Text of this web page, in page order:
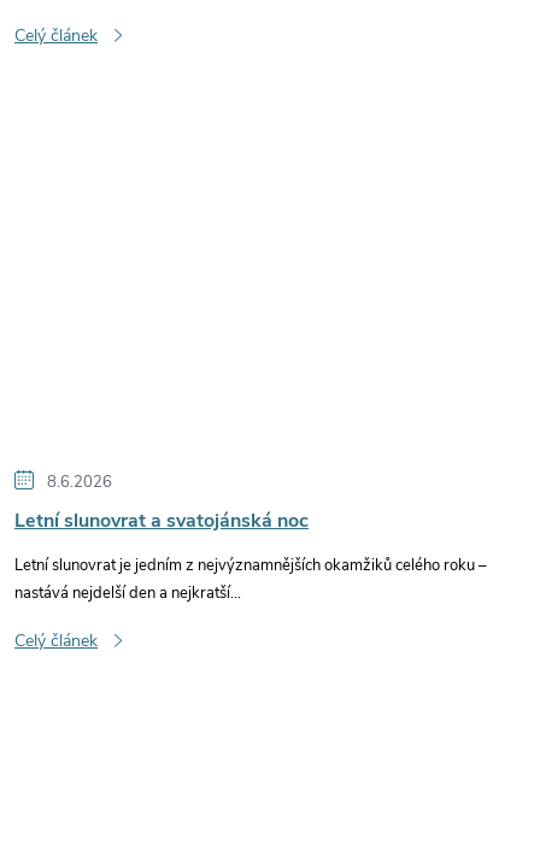
Celý článek
8.6.2026
Letní slunovrat a svatojánská noc
Letní slunovrat je jedním z nejvýznamnějších okamžiků celého roku –
nastává nejdelší den a nejkratší...
Celý článek